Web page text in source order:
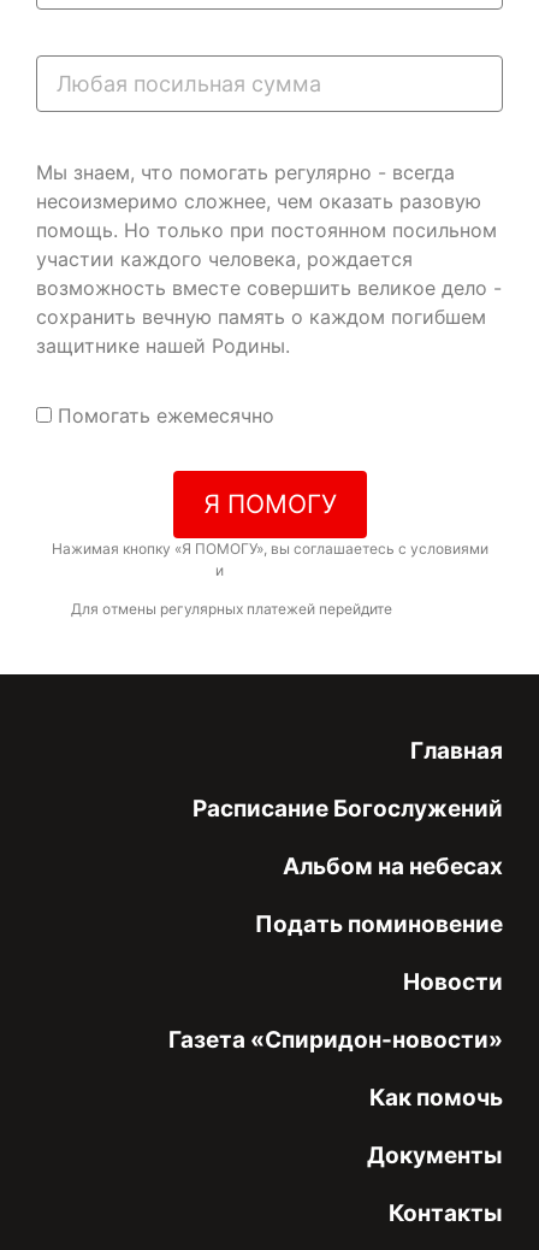
Мы знаем, что помогать регулярно - всегда
несоизмеримо сложнее, чем оказать разовую
помощь. Но только при постоянном посильном
участии каждого человека, рождается
возможность вместе совершить великое дело -
сохранить вечную память о каждом погибшем
защитнике нашей Родины.
Помогать ежемесячно
Я ПОМОГУ
Нажимая кнопку «Я ПОМОГУ», вы соглашаетесь с условиями
и
Для отмены регулярных платежей перейдите
Главная
Расписание Богослужений
Альбом на небесах
Подать поминовение
Новости
Газета «Спиридон-новости»
Как помочь
Документы
Контакты